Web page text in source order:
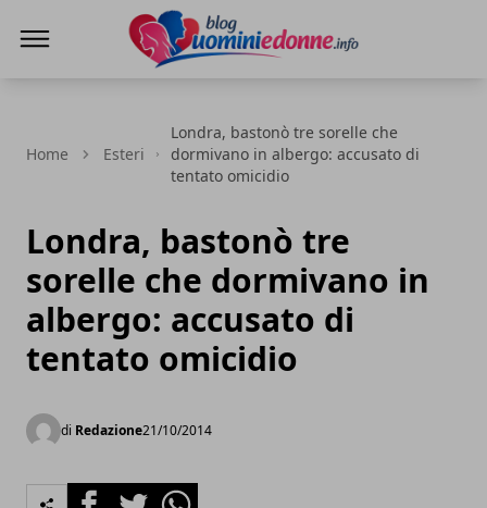
Home Esteri
Londra, bastonò tre sorelle che
dormivano in albergo: accusato di
tentato omicidio
Londra, bastonò tre
sorelle che dormivano in
albergo: accusato di
tentato omicidio
di Redazione21/10/2014
FacebookTwitterWhatsapp